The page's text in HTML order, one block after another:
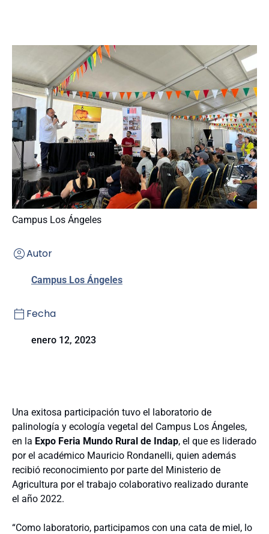
Campus Los Ángeles
Autor
Campus Los Ángeles
Fecha
enero 12, 2023
Una exitosa participación tuvo el laboratorio de
palinología y ecología vegetal del Campus Los Ángeles,
en la Expo Feria Mundo Rural de Indap, el que es liderado
por el académico Mauricio Rondanelli, quien además
recibió reconocimiento por parte del Ministerio de
Agricultura por el trabajo colaborativo realizado durante
el año 2022.
“Como laboratorio, participamos con una cata de miel, lo